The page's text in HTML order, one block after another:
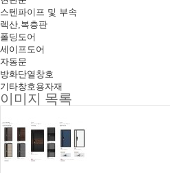
스텐파이프 및 부속
렉산,복층판
폴딩도어
세이프도어
자동문
방화단열창호
기타창호용자재
이미지 목록